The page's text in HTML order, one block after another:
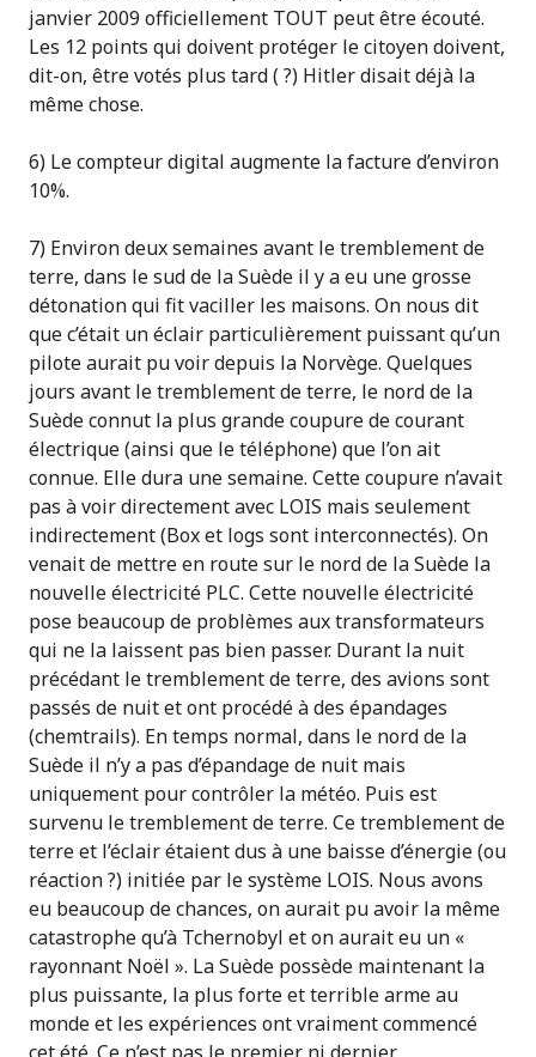
janvier 2009 officiellement TOUT peut être écouté.
Les 12 points qui doivent protéger le citoyen doivent,
dit-on, être votés plus tard ( ?) Hitler disait déjà la
même chose.
6) Le compteur digital augmente la facture d’environ
10%.
7) Environ deux semaines avant le tremblement de
terre, dans le sud de la Suède il y a eu une grosse
détonation qui fit vaciller les maisons. On nous dit
que c’était un éclair particulièrement puissant qu’un
pilote aurait pu voir depuis la Norvège. Quelques
jours avant le tremblement de terre, le nord de la
Suède connut la plus grande coupure de courant
électrique (ainsi que le téléphone) que l’on ait
connue. Elle dura une semaine. Cette coupure n’avait
pas à voir directement avec LOIS mais seulement
indirectement (Box et logs sont interconnectés). On
venait de mettre en route sur le nord de la Suède la
nouvelle électricité PLC. Cette nouvelle électricité
pose beaucoup de problèmes aux transformateurs
qui ne la laissent pas bien passer. Durant la nuit
précédant le tremblement de terre, des avions sont
passés de nuit et ont procédé à des épandages
(chemtrails). En temps normal, dans le nord de la
Suède il n’y a pas d’épandage de nuit mais
uniquement pour contrôler la météo. Puis est
survenu le tremblement de terre. Ce tremblement de
terre et l’éclair étaient dus à une baisse d’énergie (ou
réaction ?) initiée par le système LOIS. Nous avons
eu beaucoup de chances, on aurait pu avoir la même
catastrophe qu’à Tchernobyl et on aurait eu un «
rayonnant Noël ». La Suède possède maintenant la
plus puissante, la plus forte et terrible arme au
monde et les expériences ont vraiment commencé